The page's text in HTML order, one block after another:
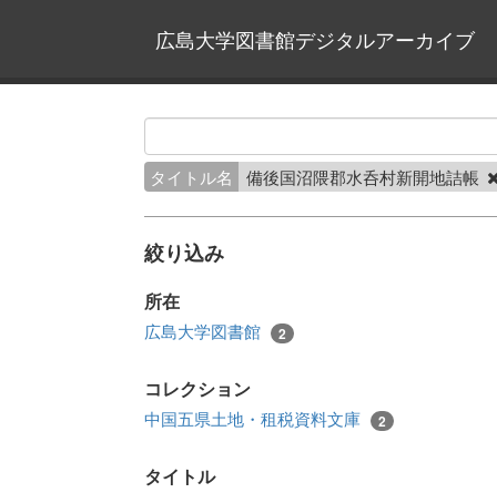
広島大学図書館デジタルアーカイブ
タイトル名 備後国沼隈郡水呑村新開地詰帳
絞り込み
所在
広島大学図書館 2
コレクション
中国五県土地・租税資料文庫 2
タイトル